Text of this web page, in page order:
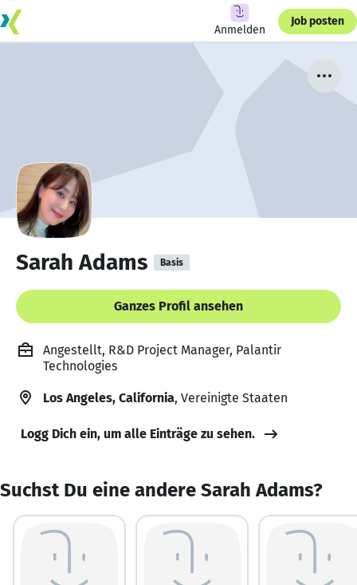
Anmelden
Job posten
Sarah Adams Basis
Ganzes Profil ansehen
Angestellt, R&D Project Manager, Palantir
Technologies
Los Angeles, California, Vereinigte Staaten
Logg Dich ein, um alle Einträge zu sehen.
Suchst Du eine andere Sarah Adams?